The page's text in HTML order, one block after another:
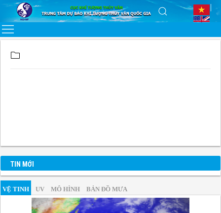
TIN MỚI
VỆ TINH UV MÔ HÌNH BẢN ĐỒ MƯA